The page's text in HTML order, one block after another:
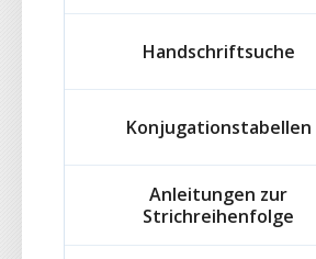
Handschriftsuche
Konjugationstabellen
Anleitungen zur
Strichreihenfolge